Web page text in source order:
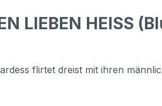
LIEBEN HEISS
flirtet dreist mit ihren